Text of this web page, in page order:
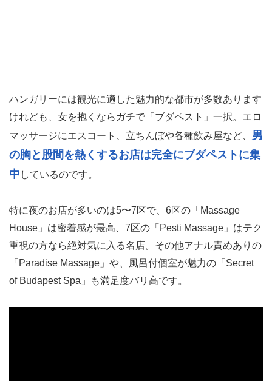
ハンガリーには観光に適した魅力的な都市が多数あります
けれども、女を抱くならガチで「ブダペスト」一択。エロ
マッサージにエスコート、立ちんぼや各種飲み屋など、 男
の胸と股間を熱くするお店は完全にブダペストに集
中 しているのです。
特に夜のお店が多いのは5〜7区で、6区の「Massage
House」は密着感が最高、7区の「Pesti Massage」はテク
重視の方なら絶対気に入る名店。その他アナル責めありの
「Paradise Massage」や、風呂付個室が魅力の「Secret
of Budapest Spa」も満足度バリ高です。